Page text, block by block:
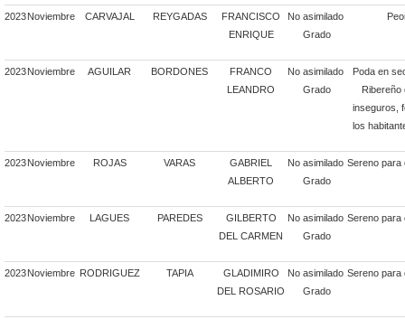
2023Noviembre CARVAJAL REYGADAS
FRANCISCO
ENRIQUE
No asimilado
Grado
2023Noviembre AGUILAR BORDONES
FRANCO
LEANDRO
No asimilado
Grado
Poda en
Ribereño
inseguros,
los
2023Noviembre ROJAS VARAS
GABRIEL
ALBERTO
No asimilado
Grado
Sereno para
2023Noviembre LAGUES PAREDES
GILBERTO
DEL CARMEN
No asimilado
Grado
Sereno para
2023Noviembre RODRIGUEZ TAPIA
GLADIMIRO
DEL ROSARIO
No asimilado
Grado
Sereno para